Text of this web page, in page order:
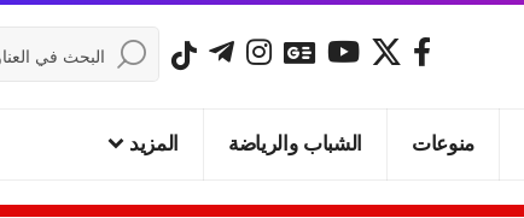
منوعات الشباب والرياضة المزيد